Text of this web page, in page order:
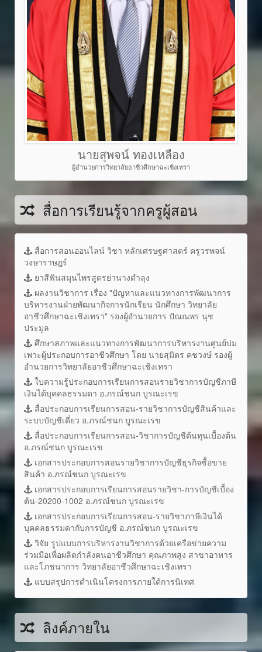
นายสุพจน์ ทองเหลือง
ผู้อำนวยการวิทยาลัยอาชีวศึกษาฉะเชิงเทรา
สื่อการเรียนรู้จากครูผู้สอน
สื่อการสอนออนไลน์ วิชา หลักเศรษฐศาสตร์ ครูวรพจน์
วงษาราษฎร์
ยาสีฟันสมุนไพรสูตรย่านางตำลุง
ผลงานวิชาการ เรื่อง "ปัญหาและแนวทางการพัฒนาการ
บริหารงานฝ่ายพัฒนากิจการนักเรียน นักศึกษา วิทยาลัย
อาชีวศึกษาฉะเชิงเทรา" รองผู้อำนวยการ ปัณณพร นุช
ประมูล
ศึกษาสภาพและแนวทางการพัฒนาการบริหารงานศูนย์บ่ม
เพาะผู้ประกอบการอาชีวศึกษา โดย นายสุมิตร คชวงษ์ รองผู้
อำนวยการวิทยาลัยอาชีวศึกษาฉะเชิงเทรา
ใบความรู้ประกอบการเรียนการสอนรายวิชาการบัญชีภาษี
เงินได้บุคคลธรรมดา อ.ภรณ์ชนก บูรณะเรข
สื่อประกอบการเรียนการสอน-รายวิชาการบัญชีสินค้าและ
ระบบบัญชีเดี่ยว อ.ภรณ์ชนก บูรณะเรข
สื่อประกอบการเรียนการสอน-วิชาการบัญชีต้นทุนเบื้องต้น
อ.ภรณ์ชนก บูรณะเรข
เอกสารประกอบการสอนรายวิชาการบัญชีธุรกิจซื้อขาย
สินค้า อ.ภรณ์ชนก บูรณะเรข
เอกสารประกอบการเรียนการสอนรายวิชา-การบัญชีเบื้อง
ต้น-20200-1002 อ.ภรณ์ชนก บูรณะเรข
เอกสารประกอบการเรียนการสอน-รายวิชาภาษีเงินได้
บุคคลธรรมดากับการบัญชี อ.ภรณ์ชนก บูรณะเรข
วิจัย รูปแบบการบริหารงานวิชาการด้วยเครือข่ายความ
ร่วมมือเพื่อผลิตกำลังคนอาชีวศึกษา คุณภาพสูง สาขาอาหาร
และโภชนาการ วิทยาลัยอาชีวศึกษาฉะเชิงเทรา
แบบสรุปการดำเนินโครงการภายใต้การนิเทศ
ลิงค์ภายใน